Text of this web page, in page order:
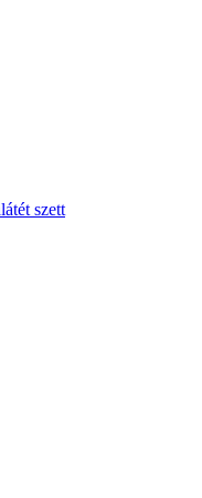
szett